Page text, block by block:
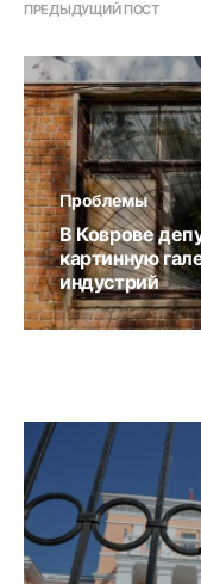
ПРЕДЫДУЩИЙ ПОСТ
Проблемы
В Коврове
картинную
индустрий